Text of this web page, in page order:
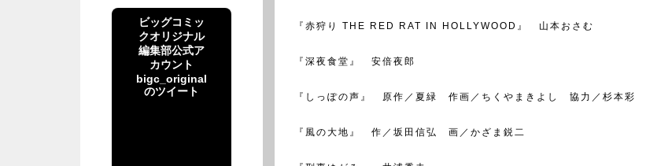
ビッグコミッ
クオリジナル
編集部公式ア
カウント
bigc_original
のツイート
『赤狩り THE RED RAT IN HOLLYWOOD』 山本おさむ
『深夜食堂』 安倍夜郎
『しっぽの声』 原作／夏緑 作画／ちくやまきよし 協力／杉本彩
『風の大地』 作／坂田信弘 画／かざま鋭二